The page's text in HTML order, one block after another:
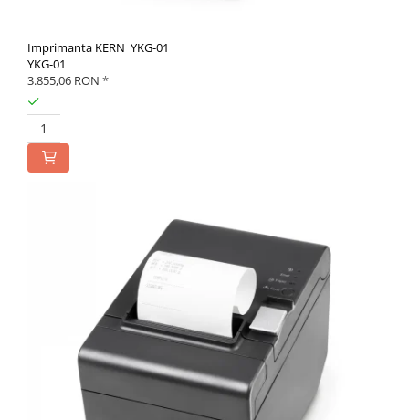
Imprimanta KERN YKG-01
YKG-01
3.855,06 RON *